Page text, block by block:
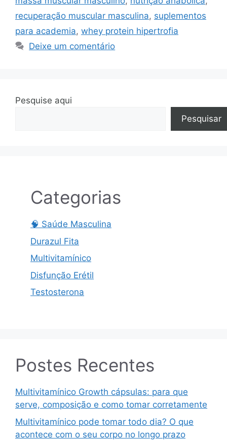
recuperação muscular masculina, suplementos
para academia, whey protein hipertrofia
Deixe um comentário
Pesquise aqui
Pesquisar
Categorias
🧠 Saúde Masculina
Durazul Fita
Multivitamínico
Disfunção Erétil
Testosterona
Postes Recentes
Multivitamínico Growth cápsulas: para que
serve, composição e como tomar corretamente
Multivitamínico pode tomar todo dia? O que
acontece com o seu corpo no longo prazo